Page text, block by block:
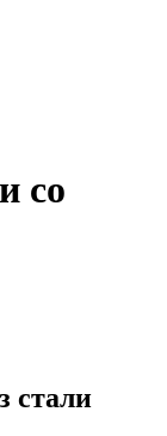
со
стали